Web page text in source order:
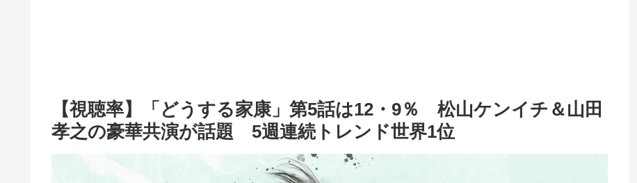
Powered by livedoor 相互RSS
【視聴率】「どうする家康」第5話は12・9％ 松山ケンイチ＆山田
孝之の豪華共演が話題 5週連続トレンド世界1位